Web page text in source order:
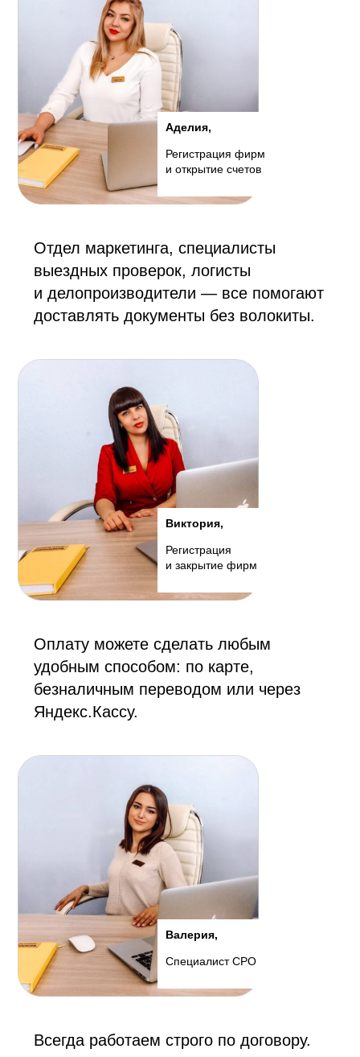
Аделия,
Регистрация фирм
и открытие счетов
Отдел маркетинга, специалисты
выездных проверок, логисты
и делопроизводители — все помогают
доставлять документы без волокиты.
Виктория,
Регистрация
и закрытие фирм
Оплату можете сделать любым
удобным способом: по карте,
безналичным переводом или через
Яндекс.Кассу.
Валерия,
Специалист СРО
Всегда работаем строго по договору.